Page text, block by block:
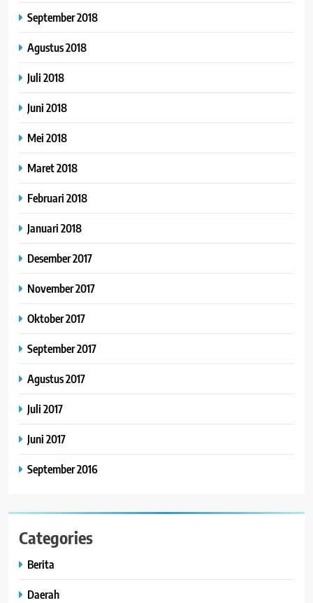
September 2018
Agustus 2018
Juli 2018
Juni 2018
Mei 2018
Maret 2018
Februari 2018
Januari 2018
Desember 2017
November 2017
Oktober 2017
September 2017
Agustus 2017
Juli 2017
Juni 2017
September 2016
Categories
Berita
Daerah